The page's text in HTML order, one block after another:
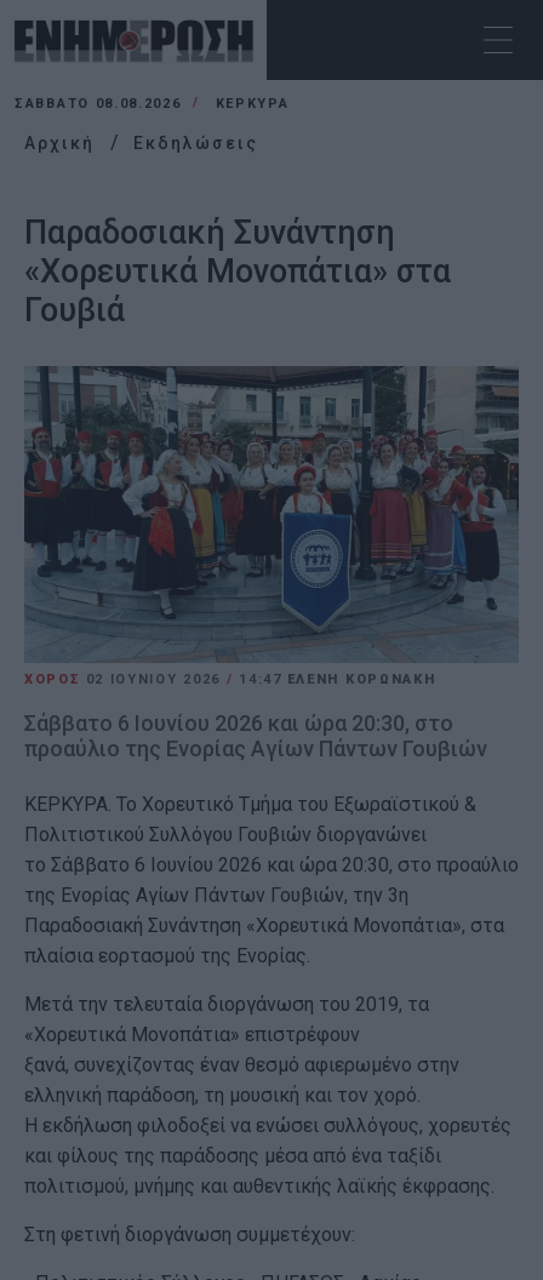
ΣΆΒΒΑΤΟ 08.08.2026 ΚΕΡΚΥΡΑ
Αρχική Εκδηλώσεις
Παραδοσιακή Συνάντηση
«Χορευτικά Μονοπάτια» στα
Γουβιά
ΧΟΡΟΣ 02 ΙΟΥΝΊΟΥ 2026 / 14:47 ΕΛΕΝΗ ΚΟΡΩΝΑΚΗ
Σάββατο 6 Ιουνίου 2026 και ώρα 20:30, στο
προαύλιο της Ενορίας Αγίων Πάντων Γουβιών
ΚΕΡΚΥΡΑ. Το Χορευτικό Τμήμα του Εξωραϊστικού &
Πολιτιστικού Συλλόγου Γουβιών διοργανώνει
το Σάββατο 6 Ιουνίου 2026 και ώρα 20:30, στο προαύλιο
της Ενορίας Αγίων Πάντων Γουβιών, την 3η
Παραδοσιακή Συνάντηση «Χορευτικά Μονοπάτια», στα
πλαίσια εορτασμού της Ενορίας.
Μετά την τελευταία διοργάνωση του 2019, τα
«Χορευτικά Μονοπάτια» επιστρέφουν
ξανά, συνεχίζοντας έναν θεσμό αφιερωμένο στην
ελληνική παράδοση, τη μουσική και τον χορό.
Η εκδήλωση φιλοδοξεί να ενώσει συλλόγους, χορευτές
και φίλους της παράδοσης μέσα από ένα ταξίδι
πολιτισμού, μνήμης και αυθεντικής λαϊκής έκφρασης.
Στη φετινή διοργάνωση συμμετέχουν: